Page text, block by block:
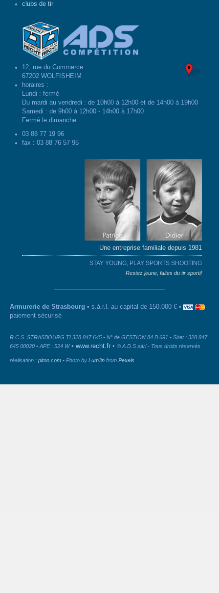
clubs de tir
12, rue du Commerce
67202 WOLFISHEIM
horaires :
Lundi : fermé
Du mardi au vendredi : de 10h00 à 12h00 et de 14h00 à 19h00
Samedi : de 9h00 à 12h00 - 14h00 à 17h00
Fermé le dimanche.
03 88 77 19 96
fax : 03 88 76 57 95
Une entreprise familiale depuis 1981
STAY YOUNG, PLAY SPORTS SHOOTING
Restez jeune, faites du tir sportif
Armurerie de Strasbourg • s.à.r.l. au capital de 150.000 € •
paiement sécurisé
R.C.S. STRASBOURG TI 328 847 645 • N° de GESTION 84 B 691 • Siret : 328 847
645 00020 • APE : 524 W• www.recht.fr • © A.D.S sàrl - Tous droits réservés
réalisation : pitoo.com • Photo by Lum3n from Pexels